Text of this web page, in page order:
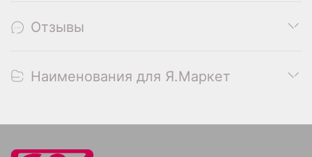
Отзывы
Наименования для Я.Маркет